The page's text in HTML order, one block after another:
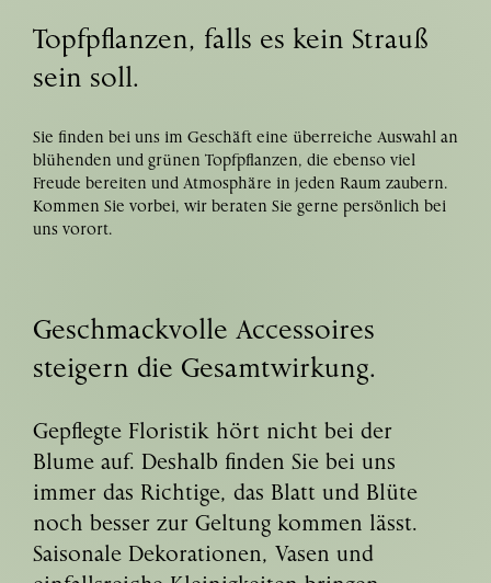
Topfpflanzen, falls es kein Strauß
sein soll.
Sie finden bei uns im Geschäft eine überreiche Auswahl an
blühenden und grünen Topfpflanzen, die ebenso viel
Freude bereiten und Atmosphäre in jeden Raum zaubern.
Kommen Sie vorbei, wir beraten Sie gerne persönlich bei
uns vorort.
Geschmackvolle Accessoires
steigern die Gesamtwirkung.
Gepflegte Floristik hört nicht bei der
Blume auf. Deshalb finden Sie bei uns
immer das Richtige, das Blatt und Blüte
noch besser zur Geltung kommen lässt.
Saisonale Dekorationen, Vasen und